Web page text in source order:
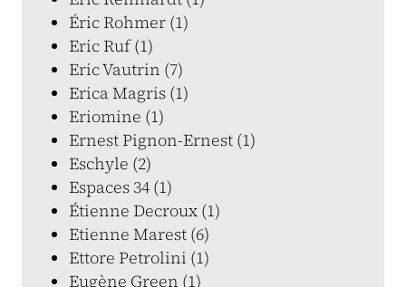
Éric Rohmer (1)
Eric Ruf (1)
Eric Vautrin (7)
Erica Magris (1)
Eriomine (1)
Ernest Pignon-Ernest (1)
Eschyle (2)
Espaces 34 (1)
Étienne Decroux (1)
Etienne Marest (6)
Ettore Petrolini (1)
Eugène Green (1)